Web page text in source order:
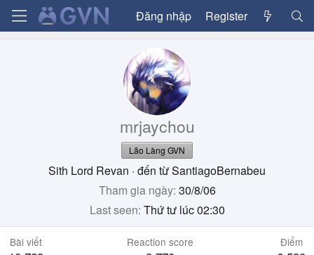
Đăng nhập Register
mrjaychou
Lão Làng GVN
Sith Lord Revan · đến từSantiagoBernabeu
Tham gia ngày 30/8/06
Last seen Thứ tư lúc 02:30
Bài viết Reaction score Điểm